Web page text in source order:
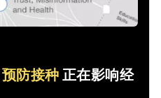
预防接种 正在影响经